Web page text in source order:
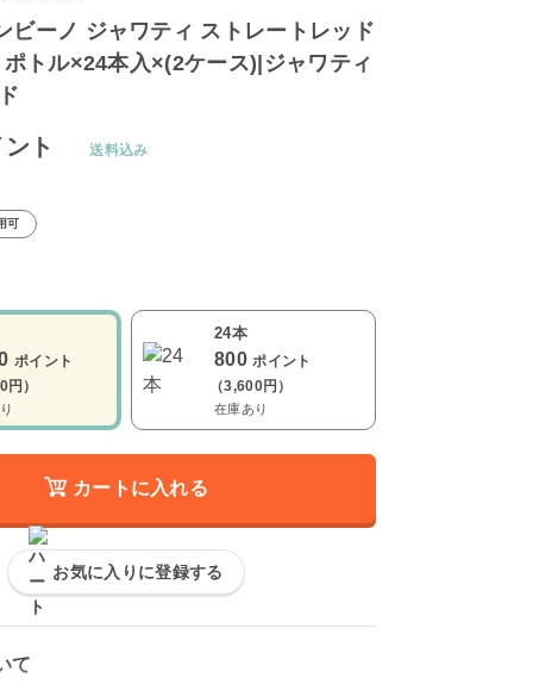
ビーノ ジャワティ ストレートレッド
トル×24本入×(2ケース)|ジャワティ
ト 送料込み
可
ポイント
円）
24本
800 ポイント
（3,600円）
在庫あり
カートに入れる
お気に入りに登録する
て